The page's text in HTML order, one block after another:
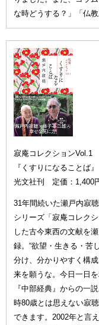
な時どうする？」「仏教
寂庵コレクションVol.1
『くすりになることば
光文社刊 定価：1,400
31年間続いた瀬戸内寂
シリーズ「寂庵コレク
した古今東西の文献を
録。“欲望・生きる・苦
分け、分かりやすく構
来を願うな。今日一日
『中部経典』からの一
時80歳とは思えない寂
できます。2002年と言